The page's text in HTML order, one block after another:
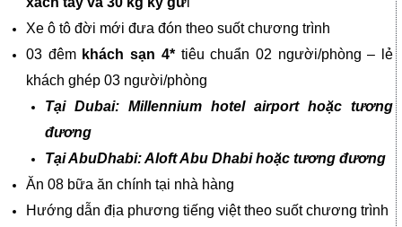
Xe ô tô đời mới đưa đón theo suốt chương trình
03 đêm khách sạn 4*tiêu chuẩn 02 người/phòng – lẻ
khách ghép 03 người/phòng
Tại Dubai: Millennium hotel airporthoặc tương
đương
Tại AbuDhabi:Aloft Abu Dhabi hoặc tương đương
Ăn 08 bữa ăn chính tại nhà hàng
Hướng dẫn địa phương tiếng việt theo suốt chương trình